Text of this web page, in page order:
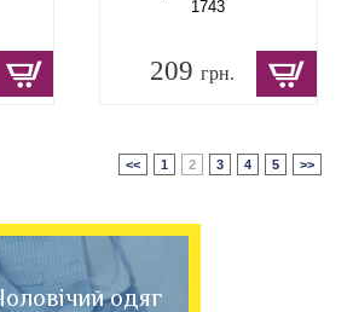
1743
209грн.
<< 1 2 3 4 5 >>
одяг